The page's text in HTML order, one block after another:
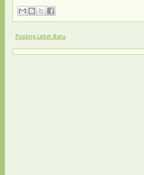
Posting Lebih Baru